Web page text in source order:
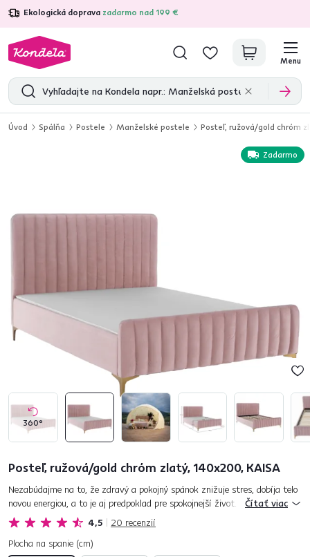
Ekologická doprava zadarmo nad 199 €
4,7 31 285overených produktových recenzií
Menu
Úvod Spálňa Postele Manželské postele Posteľ, ružová/gold chróm
360°
Zadarmo
Posteľ, ružová/gold chróm zlatý, 140x200, KAISA
4,5 20 recenzií
Nezabúdajme na to, že zdravý a pokojný spánok znižuje stres, dobíja telo
novou energiou, a to je aj predpoklad pre spokojnejší život. Posteľ KAISA
vám dopraje ten najlepší komfort. Moderná je dne...
Čítať viac
Plocha na spanie (cm)